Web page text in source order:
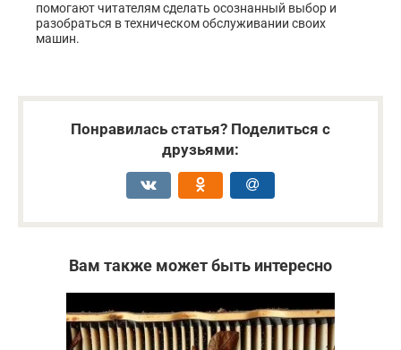
помогают читателям сделать осознанный выбор и
разобраться в техническом обслуживании своих
машин.
Понравилась статья? Поделиться с
друзьями:
Вам также может быть интересно